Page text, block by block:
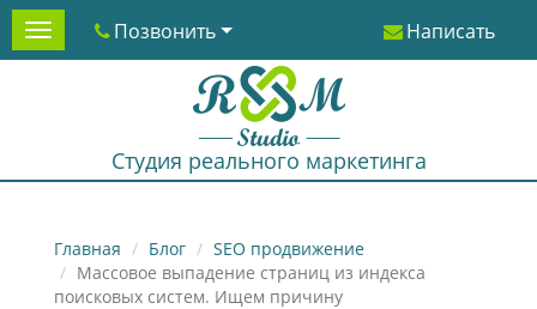
Menu Позвонить Написать
Студия реального маркетинга
Главная Блог
SEO продвижение
Массовое выпадение страниц из индекса
поисковых систем. Ищем причину